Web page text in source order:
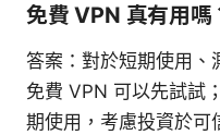
免費 VPN 真有用嗎
答案：對於短期使用、
免費 VPN 可以先試試
期使用，考慮投資於可